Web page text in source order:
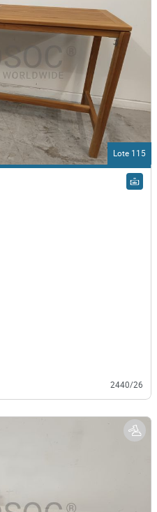
Lote 115
2440/26